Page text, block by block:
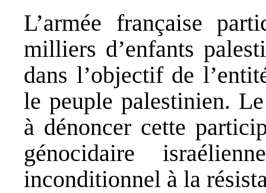
L’armée française
milliers d’enfants
dans l’objectif de
le peuple palestinien.
à dénoncer cette
génocidaire
inconditionnel à la